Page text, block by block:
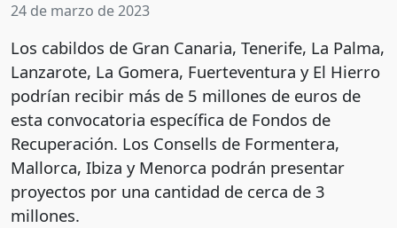
24 de marzo de 2023
Los cabildos de Gran Canaria, Tenerife, La Palma,
Lanzarote, La Gomera, Fuerteventura y El Hierro
podrían recibir más de 5 millones de euros de
esta convocatoria específica de Fondos de
Recuperación. Los Consells de Formentera,
Mallorca, Ibiza y Menorca podrán presentar
proyectos por una cantidad de cerca de 3
millones.